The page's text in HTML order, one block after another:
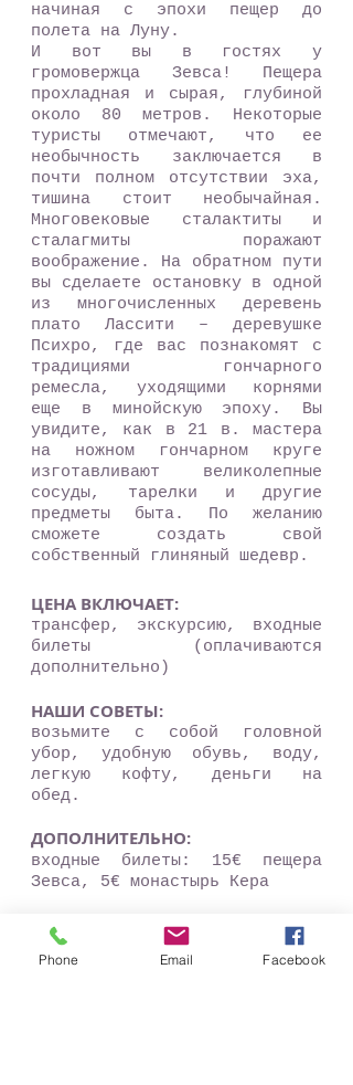
начиная с эпохи пещер до
полета на Луну.
И вот вы в гостях у
громовержца Зевса! Пещера
прохладная и сырая, глубиной
около 80 метров. Некоторые
туристы отмечают, что ее
необычность заключается в
почти полном отсутствии эха,
тишина стоит необычайная.
Многовековые сталактиты и
сталагмиты поражают
воображение. На обратном пути
вы сделаете остановку в одной
из многочисленных деревень
плато Лассити – деревушке
Психро, где вас познакомят с
традициями гончарного
ремесла, уходящими корнями
еще в минойскую эпоху. Вы
увидите, как в 21 в. мастера
на ножном гончарном круге
изготавливают великолепные
сосуды, тарелки и другие
предметы быта. По желанию
сможете создать свой
собственный глиняный шедевр.
ЦЕНА ВКЛЮЧАЕТ:
трансфер, экскурсию, входные
билеты (оплачиваются
дополнительно)
НАШИ СОВЕТЫ:
возьмите с собой головной
убор, удобную обувь, воду,
легкую кофту, деньги на
обед.
ДОПОЛНИТЕЛЬНО:
входные билеты: 15€ пещера
Зевса, 5€ монастырь Кера
Phone Email Facebook